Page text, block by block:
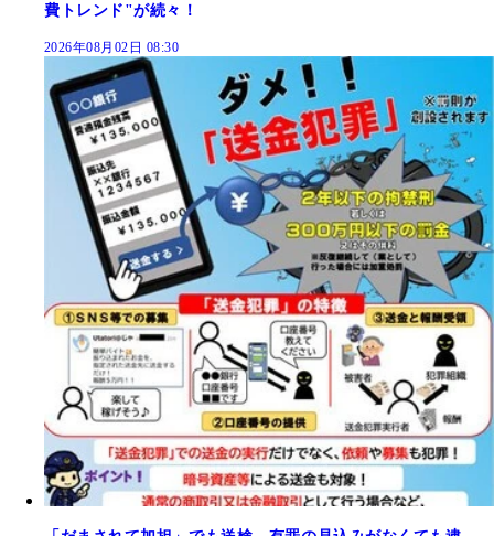
費トレンド"が続々！
2026年08月02日 08:30